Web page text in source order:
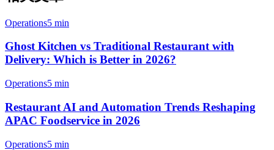
Operations5 min
Ghost Kitchen vs Traditional Restaurant with
Delivery: Which is Better in 2026?
Operations5 min
Restaurant AI and Automation Trends Reshaping
APAC Foodservice in 2026
Operations5 min